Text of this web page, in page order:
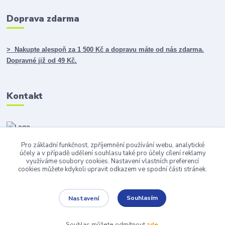
Doprava zdarma
> Nakupte alespoň za 1 500 Kč a dopravu máte od nás zdarma.
Dopravné již od 49 Kč.
Kontakt
info@darky365.cz
Pro základní funkčnost, zpříjemnění používání webu, analytické
účely a v případě udělení souhlasu také pro účely cílení reklamy
využíváme soubory cookies. Nastavení vlastních preferencí
cookies můžete kdykoli upravit odkazem ve spodní části stránek.
Nastavení Souhlasím